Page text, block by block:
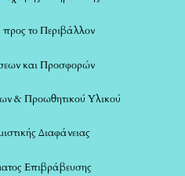
προς το Περιβάλλον
και Προσφορών
& Προωθητικού Υλικού
Διαφάνειας
Επιβράβευσης